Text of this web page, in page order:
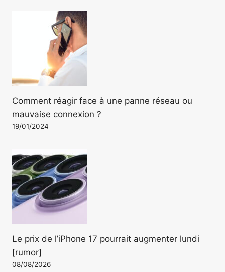
Comment réagir face à une panne réseau ou
mauvaise connexion ?
19/01/2024
Le prix de l’iPhone 17 pourrait augmenter lundi
[rumor]
08/08/2026